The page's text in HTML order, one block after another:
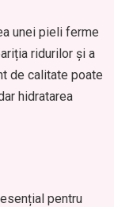
unei pieli ferme
ridurilor și a
de calitate poate
hidratarea
pentru